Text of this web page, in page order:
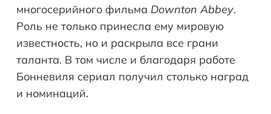
многосерийного фильма Downton Abbey.
Роль не только принесла ему мировую
известность, но и раскрыла все грани
таланта. В том числе и благодаря работе
Бонневиля сериал получил столько наград
и номинаций.